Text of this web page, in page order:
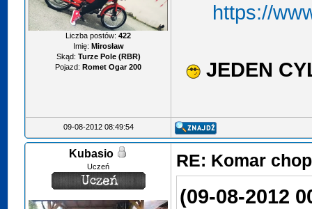
Liczba postów:422
Imię: Mirosław
Skąd: Turze Pole (RBR)
Pojazd: Romet Ogar 200
https://
JEDEN
09-08-2012 08:49:54
Kubasio
Uczeń RE: Komar
(09-08-2012